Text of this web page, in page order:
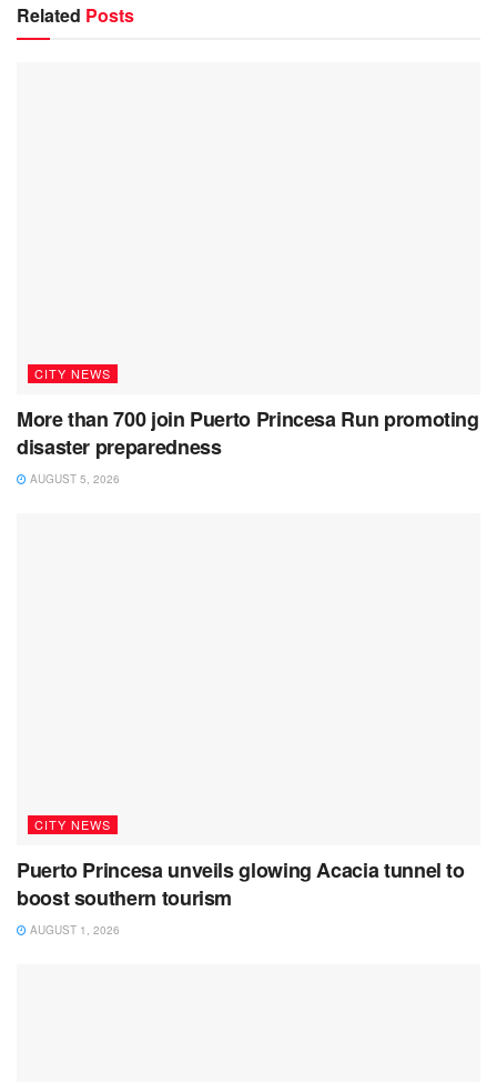
Related Posts
CITY NEWS
More than 700 join Puerto Princesa Run promoting
disaster preparedness
AUGUST 5, 2026
CITY NEWS
Puerto Princesa unveils glowing Acacia tunnel to
boost southern tourism
AUGUST 1, 2026